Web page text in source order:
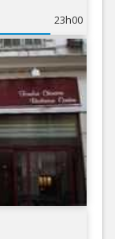
23h00